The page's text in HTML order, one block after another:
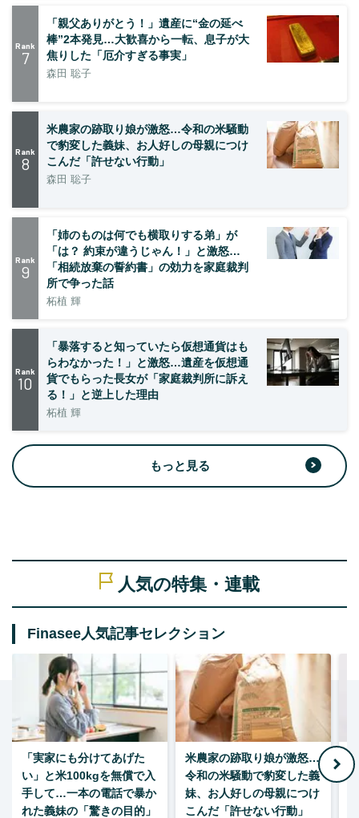
Rank
7
「親父ありがとう！」遺産に“金の延べ
棒”2本発見…大歓喜から一転、息子が大
焦りした「厄介すぎる事実」
森田 聡子
Rank
8
米農家の跡取り娘が激怒…令和の米騒動
で豹変した義妹、お人好しの母親につけ
こんだ「許せない行動」
森田 聡子
Rank
9
「姉のものは何でも横取りする弟」が
「は？ 約束が違うじゃん！」と激怒…
「相続放棄の誓約書」の効力を家庭裁判
所で争った話
柘植 輝
Rank
10
「暴落すると知っていたら仮想通貨はも
らわなかった！」と激怒…遺産を仮想通
貨でもらった長女が「家庭裁判所に訴え
る！」と逆上した理由
柘植 輝
もっと見る
人気の特集・連載
Finasee人気記事セレクション
「実家にも分けてあげた
い」と米100kgを無償で入
手して…一本の電話で暴か
れた義妹の「驚きの目的」
米農家の跡取り娘が激怒…
令和の米騒動で豹変した義
妹、お人好しの母親につけ
こんだ「許せない行動」